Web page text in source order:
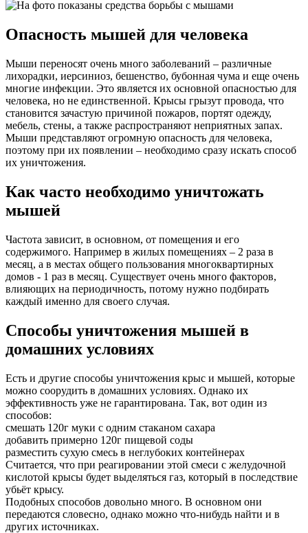
Опасность мышей для человека
Мыши переносят очень много заболеваний – различные
лихорадки, иерсиниоз, бешенство, бубонная чума и еще очень
многие инфекции. Это является их основной опасностью для
человека, но не единственной. Крысы грызут провода, что
становится зачастую причиной пожаров, портят одежду,
мебель, стены, а также распространяют неприятных запах.
Мыши представляют огромную опасность для человека,
поэтому при их появлении – необходимо сразу искать способ
их уничтожения.
Как часто необходимо уничтожать
мышей
Частота зависит, в основном, от помещения и его
содержимого. Например в жилых помещениях – 2 раза в
месяц, а в местах общего пользования многоквартирных
домов - 1 раз в месяц. Существует очень много факторов,
влияющих на периодичность, потому нужно подбирать
каждый именно для своего случая.
Способы уничтожения мышей в
домашних условиях
Есть и другие способы уничтожения крыс и мышей, которые
можно соорудить в домашних условиях. Однако их
эффективность уже не гарантирована. Так, вот один из
способов:
смешать 120г муки с одним стаканом сахара
добавить примерно 120г пищевой соды
разместить сухую смесь в неглубоких контейнерах
Считается, что при реагировании этой смеси с желудочной
кислотой крысы будет выделяться газ, который в последствие
убьёт крысу.
Подобных способов довольно много. В основном они
передаются словесно, однако можно что-нибудь найти и в
других источниках.